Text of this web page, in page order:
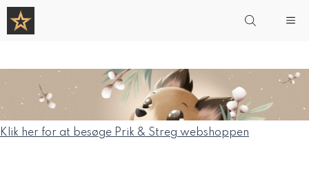
Hop
indhold
Klik her for at besøge Prik & Streg webshoppen